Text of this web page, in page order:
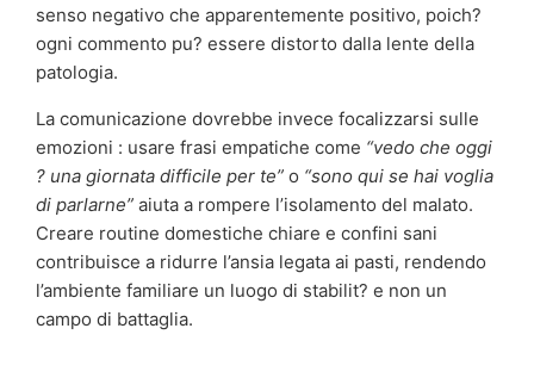
senso negativo che apparentemente positivo, poich?
ogni commento pu? essere distorto dalla lente della
patologia.
La comunicazione dovrebbe invece focalizzarsi sulle
emozioni : usare frasi empatiche come “vedo che oggi
? una giornata difficile per te” o “sono qui se hai voglia
di parlarne” aiuta a rompere l’isolamento del malato.
Creare routine domestiche chiare e confini sani
contribuisce a ridurre l’ansia legata ai pasti, rendendo
l’ambiente familiare un luogo di stabilit? e non un
campo di battaglia.